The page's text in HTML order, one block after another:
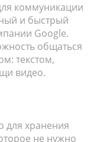
коммуникации
и быстрый
Google.
общаться
текстом,
видео.
для хранения
не нужно